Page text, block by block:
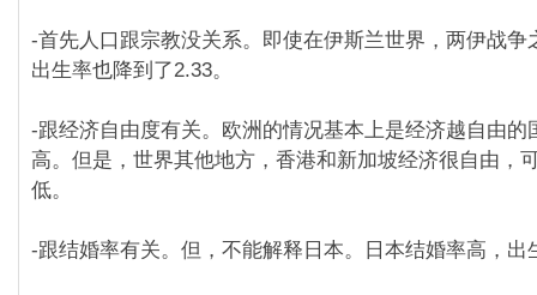
-首先人口跟宗教没关系。即使在伊斯兰世界，两伊战争
出生率也降到了2.33。
-跟经济自由度有关。欧洲的情况基本上是经济越自由的
高。但是，世界其他地方，香港和新加坡经济很自由，
低。
-跟结婚率有关。但，不能解释日本。日本结婚率高，出